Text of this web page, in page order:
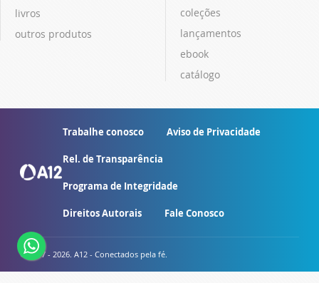
livros
outros produtos
coleções
lançamentos
ebook
catálogo
Trabalhe conosco Aviso de Privacidade
Rel. de Transparência
Programa de Integridade
Direitos Autorais Fale Conosco
© 2007 - 2026. A12 - Conectados pela fé.